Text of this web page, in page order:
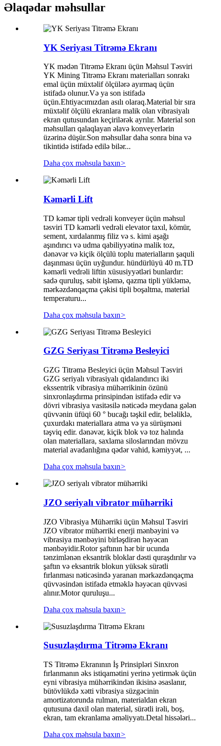
Əlaqədar məhsullar
YK Seriyası Titrəmə Ekranı
YK mədən Titrəmə Ekranı üçün Məhsul Təsviri
YK Mining Titrəmə Ekranı materialları sonrakı
emal üçün müxtəlif ölçülərə ayırmaq üçün
istifadə olunur.Və ya son istifadə
üçün.Ehtiyacımızdan asılı olaraq.Material bir sıra
müxtəlif ölçülü ekranlara malik olan vibrasiyalı
ekran qutusundan keçirilərək ayrılır. Material son
məhsulları qalaqlayan əlavə konveyerlərin
üzərinə düşür.Son məhsullar daha sonra bina və
tikintidə istifadə edilə bilər...
Daha çox məhsula baxın>
Kəmərli Lift
TD kəmər tipli vedrəli konveyer üçün məhsul
təsviri TD kəmərli vedrəli elevator taxıl, kömür,
sement, xırdalanmış filiz və s. kimi aşağı
aşındırıcı və udma qabiliyyətinə malik toz,
dənəvər və kiçik ölçülü toplu materialların şaquli
daşınması üçün uyğundur. hündürlüyü 40 m.TD
kəmərli vedrəli liftin xüsusiyyətləri bunlardır:
sadə quruluş, sabit işləmə, qazma tipli yükləmə,
mərkəzdənqaçma çəkisi tipli boşaltma, material
temperaturu...
Daha çox məhsula baxın>
GZG Seriyası Titrəmə Besleyici
GZG Titrəmə Besleyici üçün Məhsul Təsviri
GZG seriyalı vibrasiyalı qidalandırıcı iki
ekssentrik vibrasiya mühərrikinin özünü
sinxronlaşdırma prinsipindən istifadə edir və
dövri vibrasiya vasitəsilə nəticədə meydana gələn
qüvvənin üfüqi 60 ° bucağı təşkil edir, beləliklə,
çuxurdakı materiallara atma və ya sürüşməni
təşviq edir. dənəvər, kiçik blok və toz halında
olan materiallara, saxlama siloslarından mövzu
material avadanlığına qədər vahid, kəmiyyət, ...
Daha çox məhsula baxın>
JZO seriyalı vibrator mühərriki
JZO Vibrasiya Mühərriki üçün Məhsul Təsviri
JZO vibrator mühərriki enerji mənbəyini və
vibrasiya mənbəyini birləşdirən həyəcan
mənbəyidir.Rotor şaftının hər bir ucunda
tənzimlənən eksantrik bloklar dəsti quraşdırılır və
şaftın və eksantrik blokun yüksək sürətli
fırlanması nəticəsində yaranan mərkəzdənqaçma
qüvvəsindən istifadə etməklə həyəcan qüvvəsi
alınır.Motor quruluşu...
Daha çox məhsula baxın>
Susuzlaşdırma Titrəmə Ekranı
TS Titrəmə Ekranının İş Prinsipləri Sinxron
fırlanmanın əks istiqamətini yerinə yetirmək üçün
eyni vibrasiya mühərrikindən ikisinə əsaslanır,
bütövlükdə xətti vibrasiya süzgəcinin
amortizatorunda rulman, materialdan ekran
qutusuna daxil olan material, sürətli irəli, boş,
ekran, tam ekranlama əməliyyatı.Detal hissələri...
Daha çox məhsula baxın>